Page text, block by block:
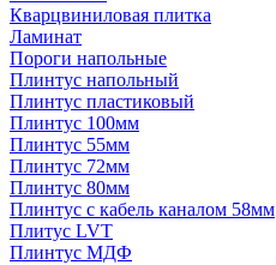
Кварцвиниловая плитка
Ламинат
Пороги напольные
Плинтус напольный
Плинтус пластиковый
Плинтус 100мм
Плинтус 55мм
Плинтус 72мм
Плинтус 80мм
Плинтус с кабель каналом 58мм
Плитус LVT
Плинтус МДФ